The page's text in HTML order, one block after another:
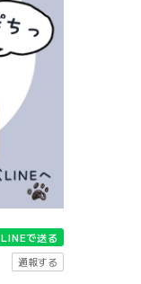
LINEで送る
通報する